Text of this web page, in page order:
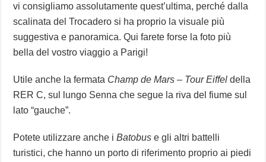
vi consigliamo assolutamente quest’ultima, perché dalla
scalinata del Trocadero si ha proprio la visuale più
suggestiva e panoramica. Qui farete forse la foto più
bella del vostro viaggio a Parigi!
Utile anche la fermata Champ de Mars – Tour Eiffel della
RER C, sul lungo Senna che segue la riva del fiume sul
lato “gauche”.
Potete utilizzare anche iBatobus e gli altri battelli
turistici, che hanno un porto di riferimento proprio ai piedi